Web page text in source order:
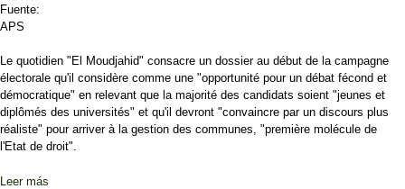
Fuente:
APS
Le quotidien "El Moudjahid" consacre un dossier au début de la campagne
électorale qu'il considère comme une "opportunité pour un débat fécond et
démocratique" en relevant que la majorité des candidats soient "jeunes et
diplômés des universités" et qu'il devront "convaincre par un discours plus
réaliste" pour arriver à la gestion des communes, "première molécule de
l'Etat de droit".
Leer más